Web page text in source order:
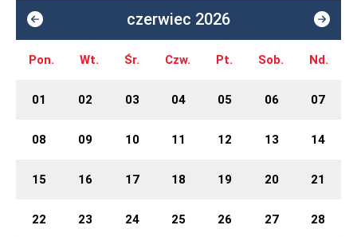
czerwiec 2026
Pon. Wt. Śr. Czw. Pt. Sob. Nd.
01 02 03 04 05 06 07
08 09 10 11 12 13 14
15 16 17 18 19 20 21
22 23 24 25 26 27 28